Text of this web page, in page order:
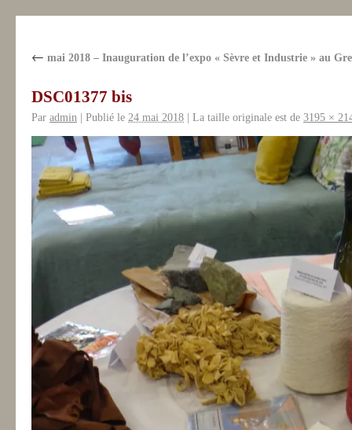
← mai 2018 – Inauguration de l’expo « Sèvre et Industrie » au
DSC01377 bis
Par admin | Publié le 24 mai 2018 | La taille originale est de 3195 ×